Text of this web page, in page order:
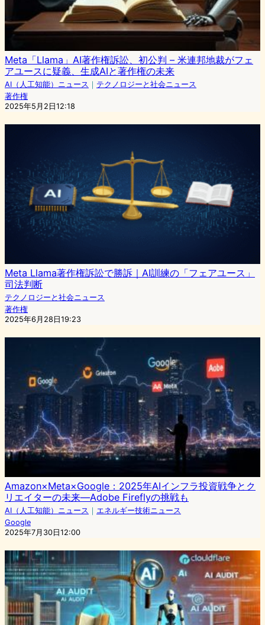
Meta「Llama」AI著作権訴訟、初公判 – 米連邦地裁がフェ
アユースに疑義、生成AIと著作権の未来
AI（人工知能）ニュース ｜ テクノロジーと社会ニュース
著作権
2025年5月2日12:18
Meta Llama著作権訴訟で勝訴｜AI訓練の「フェアユース」
司法判断
テクノロジーと社会ニュース
著作権
2025年6月28日19:23
Amazon×Meta×Google：2025年AIインフラ投資戦争とク
リエイターの未来—Adobe Fireflyの挑戦も
AI（人工知能）ニュース ｜ エネルギー技術ニュース
Google
2025年7月30日12:00